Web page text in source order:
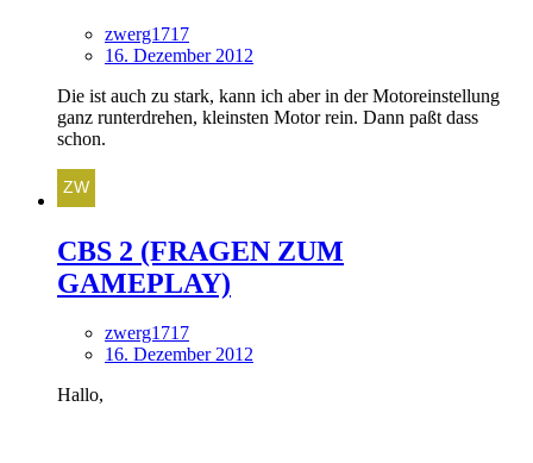
zwerg1717
16. Dezember 2012
Die ist auch zu stark, kann ich aber in der Motoreinstellung
ganz runterdrehen, kleinsten Motor rein. Dann paßt dass
schon.
CBS 2 (FRAGEN ZUM
GAMEPLAY)
zwerg1717
16. Dezember 2012
Hallo,